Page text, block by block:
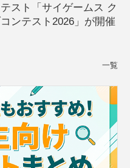
スト「サイゲームス ク
ンテスト2026」が開催
一覧